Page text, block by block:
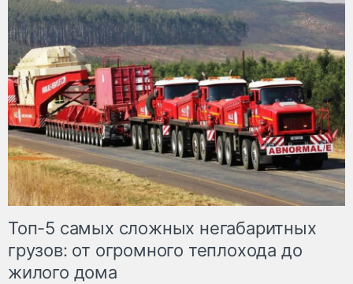
Топ-5 самых сложных негабаритных
грузов: от огромного теплохода до
жилого дома